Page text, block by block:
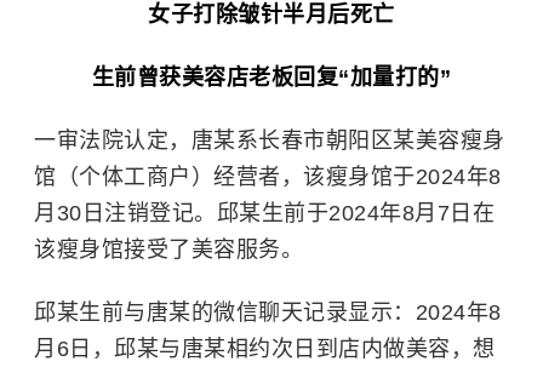
女子打 除皱针半月后死亡
生前曾获美容店老板回复“加量打的”
一审法院认定，唐某系长春市朝阳区某美容瘦身
馆（个体工商户）经营者，该瘦身馆于2024年8
月30日注销登记。邱某生前于2024年8月7日在
该瘦身馆接受了美容服务。
邱某生前与唐某的微信聊天记录显示：2024年8
月6日，邱某与唐某相约次日到店内做美容，想